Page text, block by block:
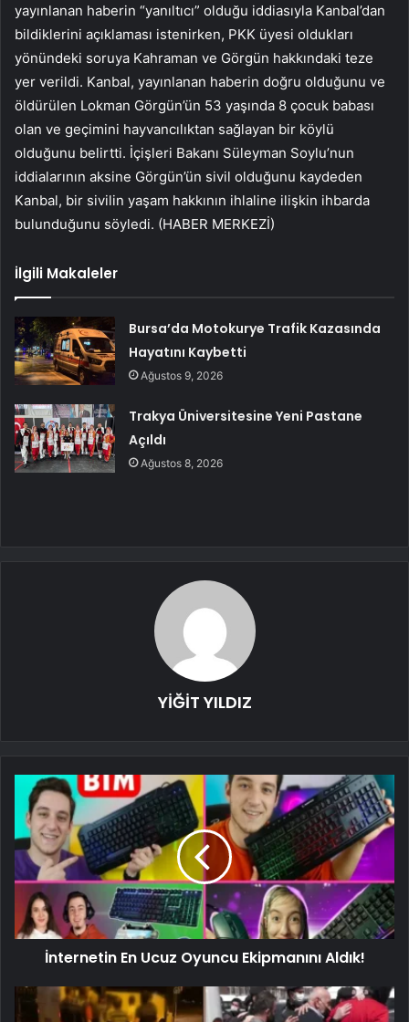
yayınlanan haberin “yanıltıcı” olduğu iddiasıyla Kanbal’dan
bildiklerini açıklaması istenirken, PKK üyesi oldukları
yönündeki soruya Kahraman ve Görgün hakkındaki teze
yer verildi. Kanbal, yayınlanan haberin doğru olduğunu ve
öldürülen Lokman Görgün’ün 53 yaşında 8 çocuk babası
olan ve geçimini hayvancılıktan sağlayan bir köylü
olduğunu belirtti. İçişleri Bakanı Süleyman Soylu’nun
iddialarının aksine Görgün’ün sivil olduğunu kaydeden
Kanbal, bir sivilin yaşam hakkının ihlaline ilişkin ihbarda
bulunduğunu söyledi. (HABER MERKEZİ)
İlgili Makaleler
Bursa’da Motokurye Trafik Kazasında
Hayatını Kaybetti
Ağustos 9, 2026
Trakya Üniversitesine Yeni Pastane
Açıldı
Ağustos 8, 2026
YİĞİT YILDIZ
İnternetin En Ucuz Oyuncu Ekipmanını Aldık!